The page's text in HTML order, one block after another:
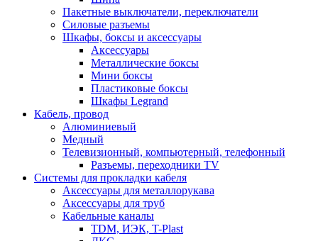
Пакетные выключатели, переключатели
Силовые разъемы
Шкафы, боксы и аксессуары
Аксессуары
Металлические боксы
Мини боксы
Пластиковые боксы
Шкафы Legrand
Кабель, провод
Алюминиевый
Медный
Телевизионный, компьютерный, телефонный
Разъемы, переходники TV
Системы для прокладки кабеля
Аксессуары для металлорукава
Аксессуары для труб
Кабельные каналы
TDM, ИЭК, T-Plast